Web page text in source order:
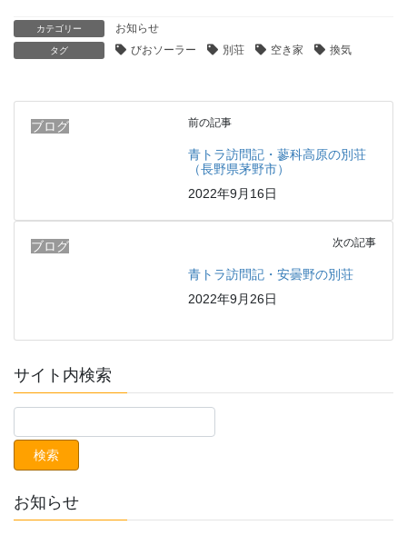
カテゴリー お知らせ
タグ びおソーラー 別荘 空き家 換気
ブログ 前の記事
青トラ訪問記・蓼科高原の別荘
（長野県茅野市）
2022年9月16日
ブログ 次の記事
青トラ訪問記・安曇野の別荘
2022年9月26日
サイト内検索
お知らせ